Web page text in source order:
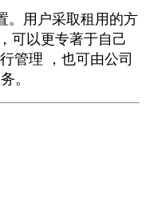
。用户采取租用的方
可以更专著于自己
管理 ，也可由公司
。